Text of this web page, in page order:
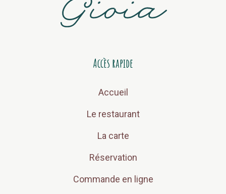
Accès rapide
Accueil
Le restaurant
La carte
Réservation
Commande en ligne